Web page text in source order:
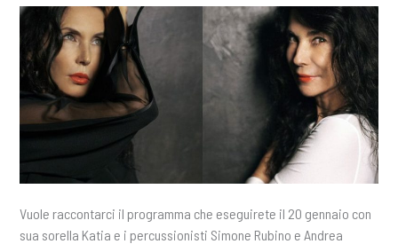
Alessandro
Carbonare
Vuole raccontarci il programma che eseguirete il 20 gennaio con
sua sorella Katia e i percussionisti Simone Rubino e Andrea